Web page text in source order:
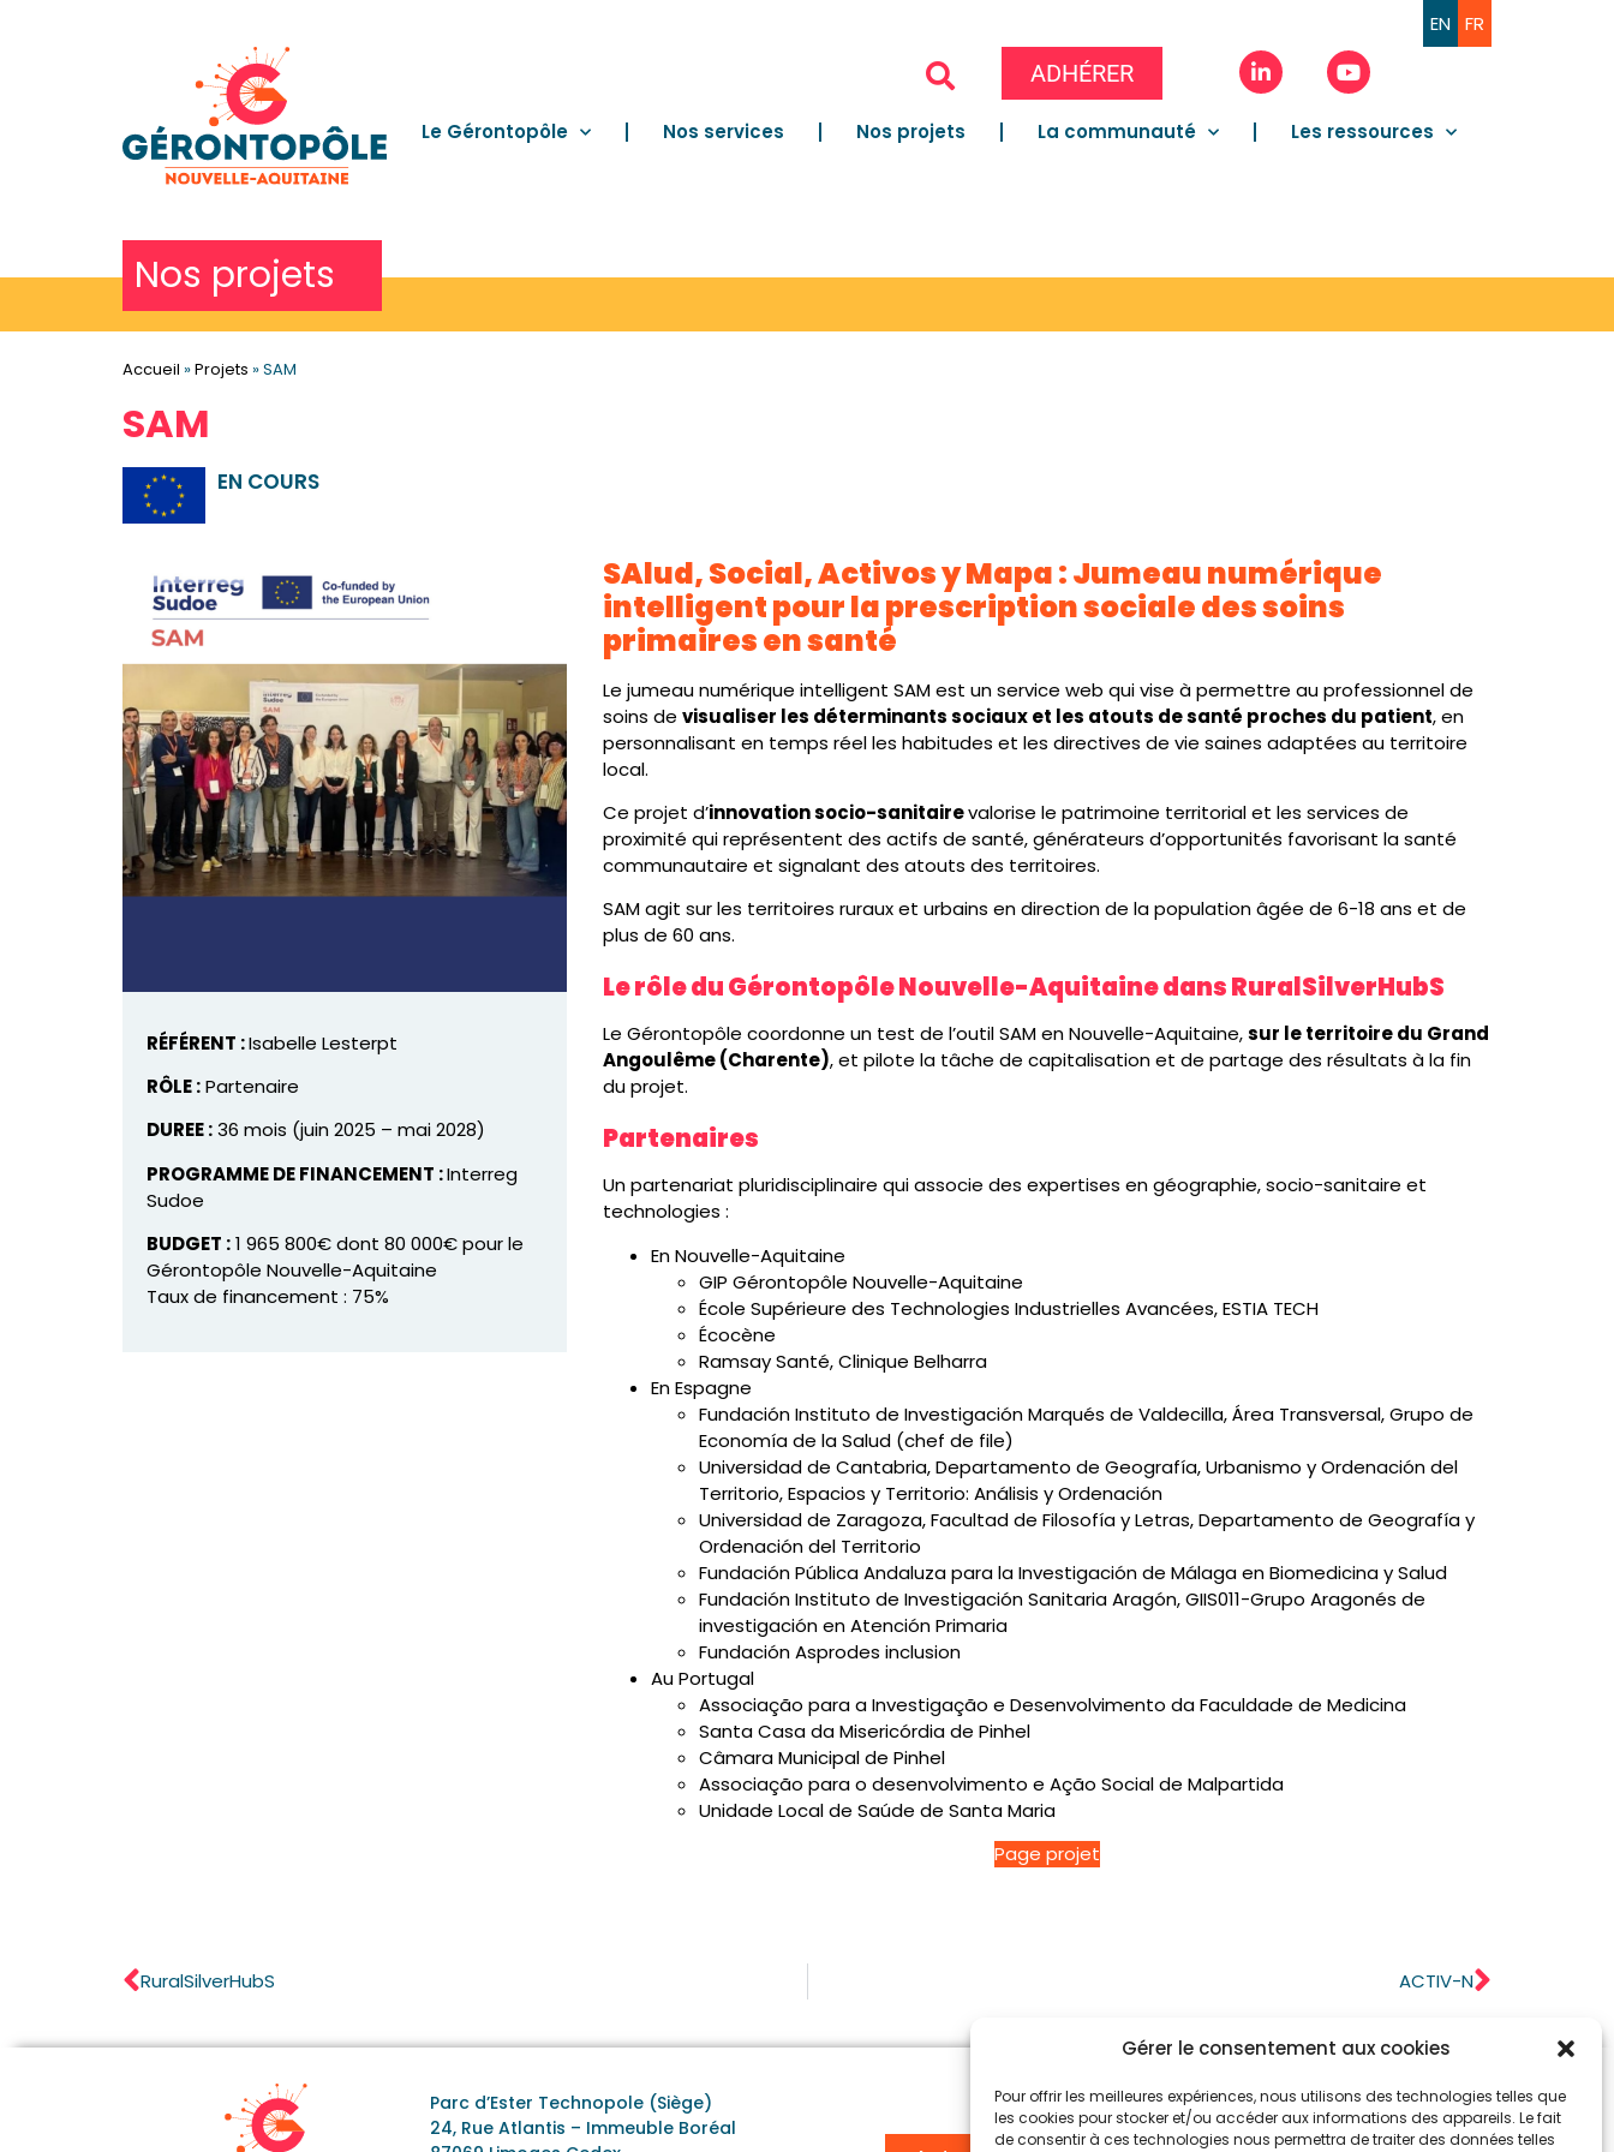
Gérer le consentement aux cookies
Pour offrir les meilleures expériences, nous utilisons des technologies telles que
les cookies pour stocker et/ou accéder aux informations des appareils. Le fait
de consentir à ces technologies nous permettra de traiter des données telles
FR
EN
ADHÉRER
Le Gérontopôle Nos services Nos projets La communauté Les ressources
Nos projets
Accueil »Projets »SAM
SAM
EN COURS
RÉFÉRENT :Isabelle Lesterpt
RÔLE :Partenaire
DUREE :36 mois (juin 2025 – mai 2028)
PROGRAMME DE FINANCEMENT :Interreg
Sudoe
BUDGET :1 965 800€ dont 80 000€ pour le
Gérontopôle Nouvelle-Aquitaine
Taux de financement : 75%
SAlud, Social, Activos y Mapa :Jumeau numérique
intelligent pour la prescription sociale des soins
primaires en santé
Le jumeau numérique intelligent SAM est un service web qui vise à permettre au professionnel de
soins de visualiser les déterminants sociaux et les atouts de santé proches du patient, en
personnalisant en temps réel les habitudes et les directives de vie saines adaptées au territoire
local.
Ce projet d’innovation socio-sanitairevalorise le patrimoine territorial et les services de
proximité qui représentent des actifs de santé, générateurs d’opportunités favorisant la santé
communautaire et signalant des atouts des territoires.
SAM agit sur les territoires ruraux et urbains en direction de la population âgée de 6-18 ans et de
plus de 60 ans.
Le rôle du Gérontopôle Nouvelle-Aquitaine dans RuralSilverHubS
Le Gérontopôle coordonne un test de l’outil SAM en Nouvelle-Aquitaine,sur le territoire du Grand
Angoulême (Charente), et pilote la tâche de capitalisation et de partage des résultats à la fin
du projet.
Partenaires
Un partenariat pluridisciplinaire qui associe des expertises en géographie, socio-sanitaire et
technologies :
En Nouvelle-Aquitaine
GIP Gérontopôle Nouvelle-Aquitaine
École Supérieure des Technologies Industrielles Avancées, ESTIA TECH
Écocène
Ramsay Santé, Clinique Belharra
En Espagne
Fundación Instituto de Investigación Marqués de Valdecilla, Área Transversal, Grupo de
Economía de la Salud (chef de file)
Universidad de Cantabria, Departamento de Geografía, Urbanismo y Ordenación del
Territorio, Espacios y Territorio: Análisis y Ordenación
Universidad de Zaragoza, Facultad de Filosofía y Letras, Departamento de Geografía y
Ordenación del Territorio
Fundación Pública Andaluza para la Investigación de Málaga en Biomedicina y Salud
Fundación Instituto de Investigación Sanitaria Aragón, GIIS011-Grupo Aragonés de
investigación en Atención Primaria
Fundación Asprodes inclusion
Au Portugal
Associação para a Investigação e Desenvolvimento da Faculdade de Medicina
Santa Casa da Misericórdia de Pinhel
Câmara Municipal de Pinhel
Associação para o desenvolvimento e Ação Social de Malpartida
Unidade Local de Saúde de Santa Maria
Page projet
RuralSilverHubS ACTIV-N
Parc d’Ester Technopole (Siège)
24, Rue Atlantis – Immeuble Boréal